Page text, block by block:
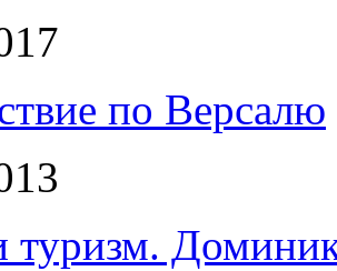
по Версалю